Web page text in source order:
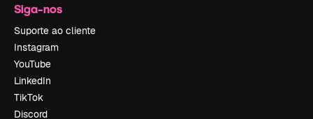
Siga-nos
Suporte ao cliente
Instagram
YouTube
LinkedIn
TikTok
Discord